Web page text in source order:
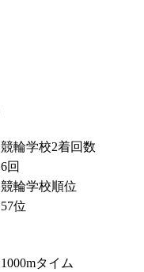
競輪学校2着回数
6回
競輪学校順位
57位
1000mタイム